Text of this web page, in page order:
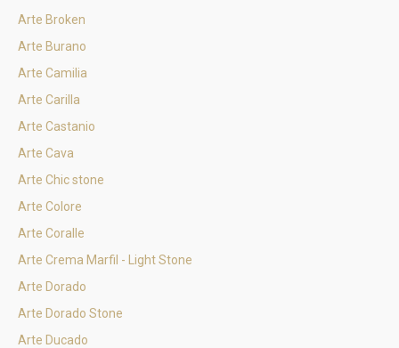
Arte Broken
Arte Burano
Arte Camilia
Arte Carilla
Arte Castanio
Arte Cava
Arte Chic stone
Arte Colore
Arte Coralle
Arte Crema Marfil - Light Stone
Arte Dorado
Arte Dorado Stone
Arte Ducado